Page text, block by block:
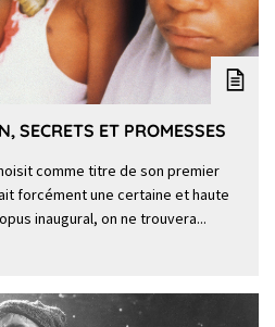
SECRETS ET PROMESSES
comme titre de son premier
forcément une certaine et haute
inaugural, on ne trouvera...